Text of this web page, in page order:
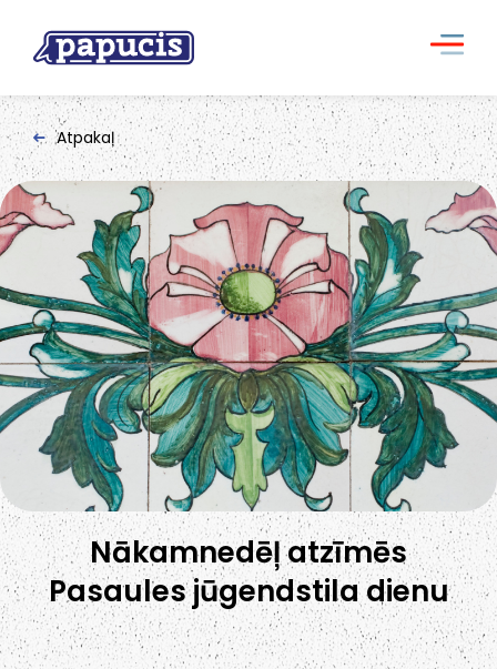
Atpakaļ
Nākamnedēļ atzīmēs
Pasaules jūgendstila dienu